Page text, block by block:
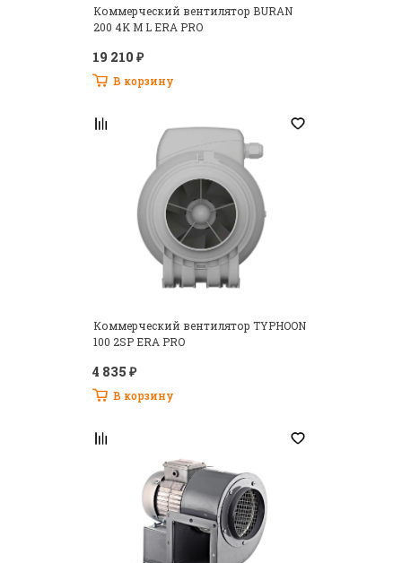
Коммерческий вентилятор BURAN
200 4K M L ERA PRO
19 210 ₽
В корзину
Коммерческий вентилятор TYPHOON
100 2SP ERA PRO
4 835 ₽
В корзину